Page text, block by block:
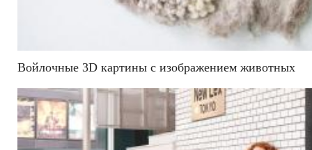
Войлочные 3D картины с изображением животных